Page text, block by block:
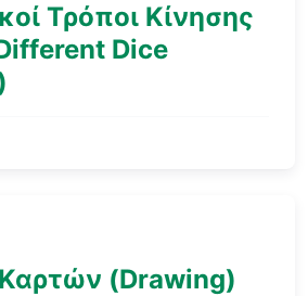
Τρόποι Κίνησης
Dice
(Drawing)